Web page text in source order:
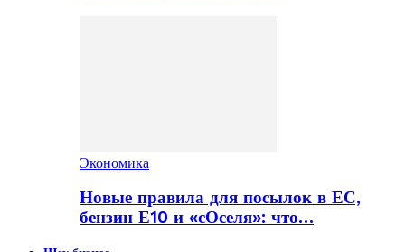
Экономика
Новые правила для посылок в ЕС,
бензин Е10 и «єОселя»: что…